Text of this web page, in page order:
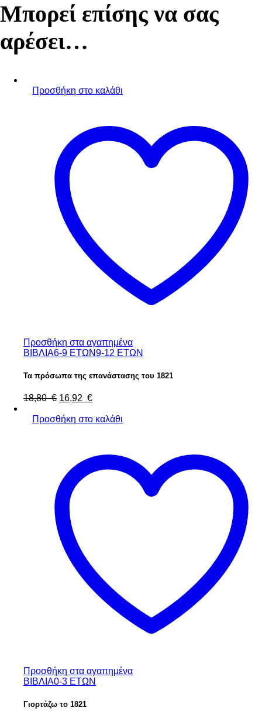
Μπορεί επίσης να σας
αρέσει…
Προσθήκη στο καλάθι
Προσθήκη στα αγαπημένα
ΒΙΒΛΙΑ6-9 ΕΤΩΝ9-12 ΕΤΩΝ
Τα πρόσωπα της επανάστασης του 1821
18,80 € 16,92 €
Προσθήκη στο καλάθι
Προσθήκη στα αγαπημένα
ΒΙΒΛΙΑ0-3 ΕΤΩΝ
Γιορτάζω το 1821